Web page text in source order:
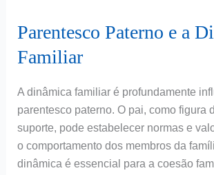
Parentesco Paterno e a
Familiar
A dinâmica familiar é profundamente
parentesco paterno. O pai, como figura
suporte, pode estabelecer normas e
o comportamento dos membros da
dinâmica é essencial para a coesão